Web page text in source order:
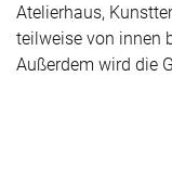
Atelierhaus,
teilweise von innen
Außerdem wird die